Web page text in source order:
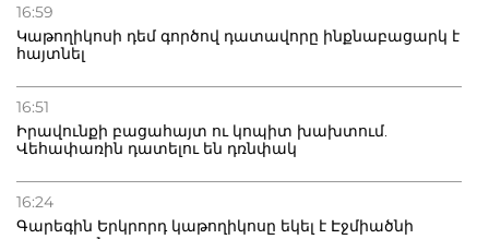
16:59
Կաթողիկոսի դեմ գործով դատավորը ինքնաբացարկ է
հայտնել
16:51
Իրավունքի բացահայտ ու կոպիտ խախտում.
Վեհափառին դատելու են դռնփակ
16:24
Գարեգին Երկրորդ կաթողիկոսը եկել է Էջմիածնի